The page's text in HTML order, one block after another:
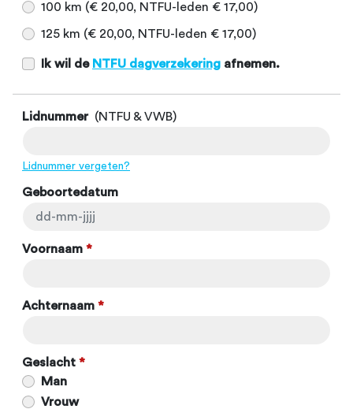
100 km (€ 20,00, NTFU-leden € 17,00)
125 km (€ 20,00, NTFU-leden € 17,00)
Ik wil de NTFU dagverzekering afnemen.
Lidnummer (NTFU & VWB)
Lidnummer vergeten?
Geboortedatum
Voornaam *
Achternaam *
Geslacht *
Man
Vrouw